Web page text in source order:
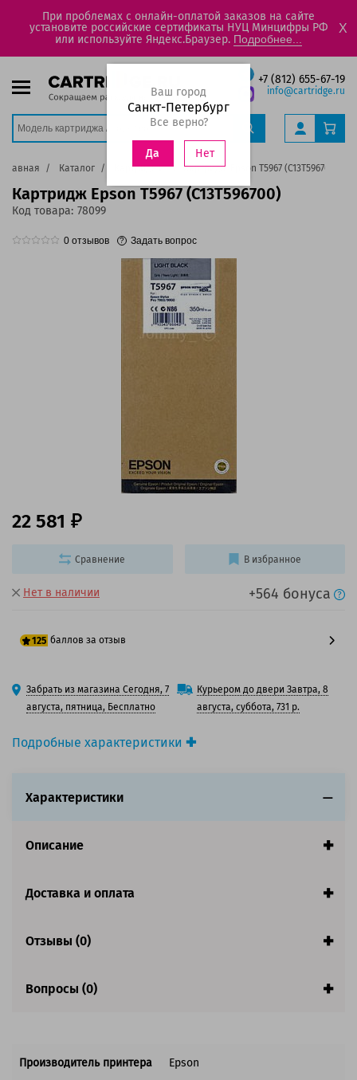
При проблемах с онлайн-оплатой заказов на сайте
установите российские сертификаты НУЦ Минцифры РФ
или используйте Яндекс.Браузер. Подробнее...
X
+7 (812) 655-67-19
info@cartridge.ru
Ваш город
Санкт-Петербург
Все верно?
Да Нет
Главная Каталог Картриджи Картридж Epson T5967 (C13T596700)
Картридж Epson T5967 (C13T596700)
Код товара: 78099
0 отзывов Задать вопрос
Подробные характеристики
Вид товара:Картридж струйный
Ресурс:350ml
Нет в наличии +564 бонуса
22 581
125 баллов за отзыв
100 баллов
125 баллов
Забрать из магазина Сегодня, 7
августа, пятница, Бесплатно
Курьером до двери Завтра, 8
августа, суббота, 731 р.
Сравнение В избранное
Характеристики
Описание
Доставка и оплата
Отзывы (0)
Вопросы (0)
Производитель принтера Epson